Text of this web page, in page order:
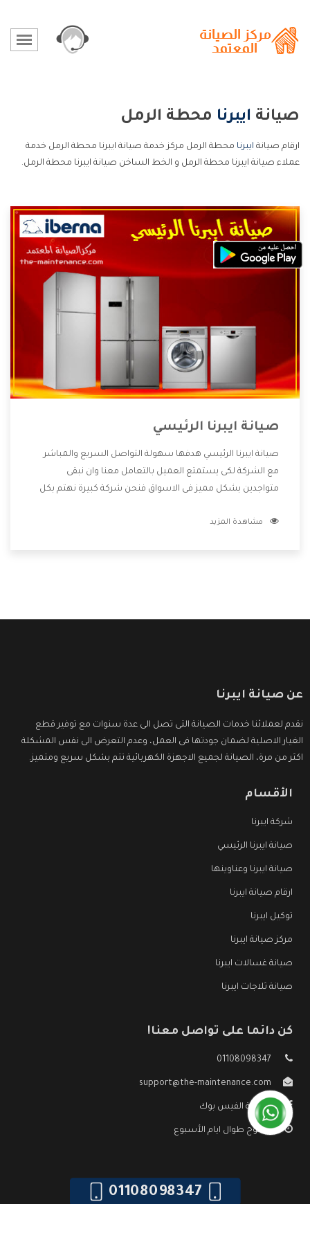
صيانة ايبرنا محطة الرمل
ارقام صيانة ايبرنا محطة الرمل مركز خدمة صيانة ايبرنا محطة الرمل خدمة
عملاء صيانة ايبرنا محطة الرمل و الخط الساخن صيانة ايبرنا محطة الرمل.
صيانة ايبرنا الرئيسي
صيانة ايبرنا الرئيسي هدفها سهولة التواصل السريع والمباشر
مع الشركة لكى يستمتع العميل بالتعامل معنا وان نبقى
متواجدين بشكل مميز فى الاسواق فنحن شركة كبيرة نهتم بكل
الشركة بها والتى تكون منها خدمة الصيانة التى تكون من أهم
مشاهدة المزيد
عن صيانة ايبرنا
نقدم لعملائنا خدمات الصيانة التى تصل الى عدة سنوات مع توفير قطع
الغيار الاصلية لضمان جودتها فى العمل، وعدم التعرض الى نفس المشكلة
اكثر من مرة، الصيانة لجميع الاجهزة الكهربائية تتم بشكل سريع ومتميز.
الأقسام
شركة ايبرنا
صيانة ايبرنا الرئيسي
صيانة ايبرنا وعناوينها
ارقام صيانة ايبرنا
توكيل ايبرنا
مركز صيانة ايبرنا
صيانة غسالات ايبرنا
صيانة ثلاجات ايبرنا
كن دائما على تواصل معنا!
01108098347
support@the-maintenance.com
صفحة الفيس بوك
مفتوح طوال ايام الأسبوع
01108098347